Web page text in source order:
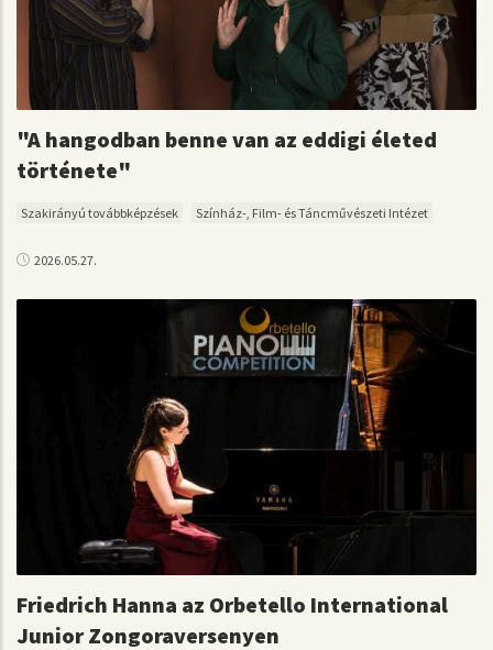
"A hangodban benne van az eddigi életed
története"
Szakirányú továbbképzések Színház-, Film- és Táncművészeti Intézet
2026.05.27.
Friedrich Hanna az Orbetello International
Junior Zongoraversenyen